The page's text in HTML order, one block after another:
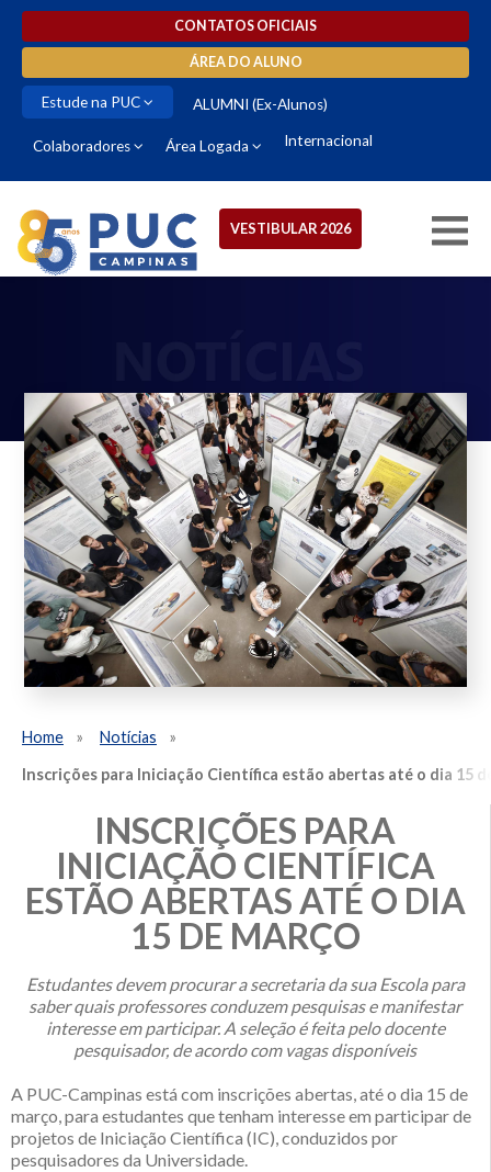
CONTATOS OFICIAIS
ÁREA DO ALUNO
Estude na PUC ALUMNI (Ex-Alunos)
Colaboradores Área Logada Internacional
VESTIBULAR 2026
Home
Notícias
Inscrições para Iniciação Científica estão abertas até o dia 15
INSCRIÇÕES PARA
INICIAÇÃO CIENTÍFICA
ESTÃO ABERTAS ATÉ O DIA
15 DE MARÇO
Estudantes devem procurar a secretaria da sua Escola para
saber quais professores conduzem pesquisas e manifestar
interesse em participar. A seleção é feita pelo docente
pesquisador, de acordo com vagas disponíveis
A PUC-Campinas está com inscrições abertas, até o dia 15 de
março, para estudantes que tenham interesse em participar de
projetos de Iniciação Científica (IC), conduzidos por
pesquisadores da Universidade.